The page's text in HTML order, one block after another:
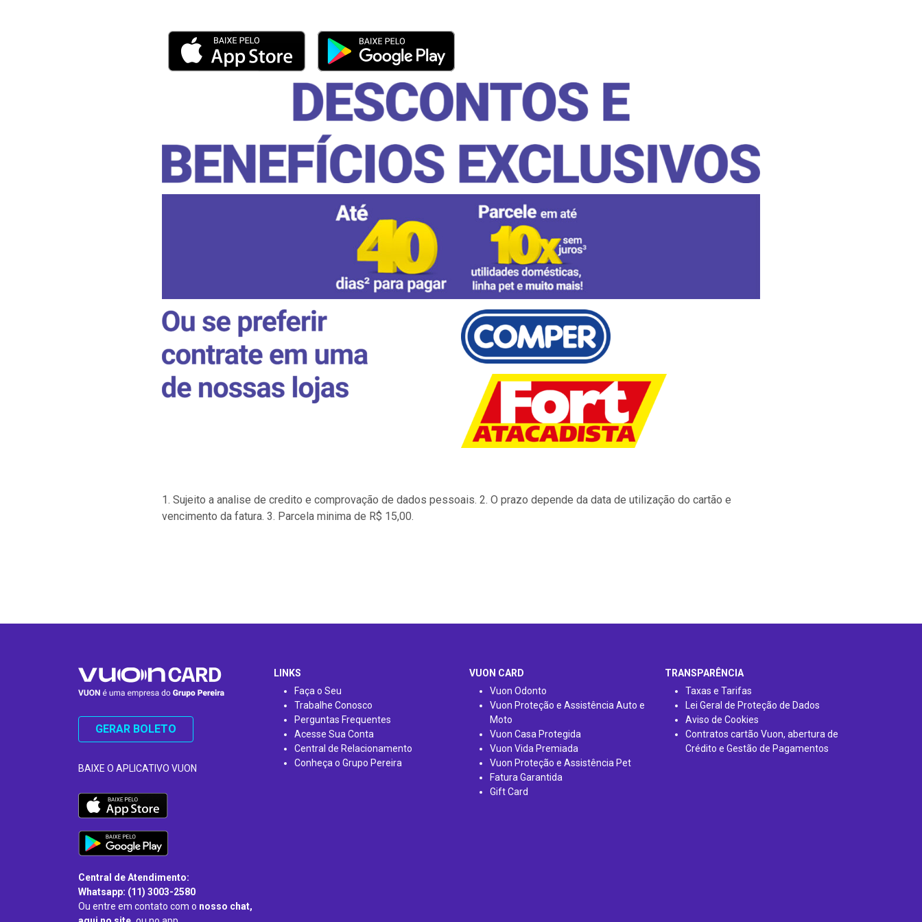
1. Sujeito a analise de credito e comprovação de dados pessoais. 2. O prazo depende da data de utilização do cartão e
vencimento da fatura. 3. Parcela minima de R$ 15,00.
GERAR BOLETO
BAIXE O APLICATIVO VUON
Central de Atendimento:
Whatsapp: (11) 3003-2580
Ou entre em contato com o nosso chat,
LINKS
Faça o Seu
Trabalhe Conosco
Perguntas Frequentes
Acesse Sua Conta
Central de Relacionamento
Conheça o Grupo Pereira
VUON CARD
Vuon Odonto
Vuon Proteção e Assistência Auto e
Moto
Vuon Casa Protegida
Vuon Vida Premiada
Vuon Proteção e Assistência Pet
Fatura Garantida
Gift Card
TRANSPARÊNCIA
Taxas e Tarifas
Lei Geral de Proteção de Dados
Aviso de Cookies
Contratos cartão Vuon, abertura de
Crédito e Gestão de Pagamentos